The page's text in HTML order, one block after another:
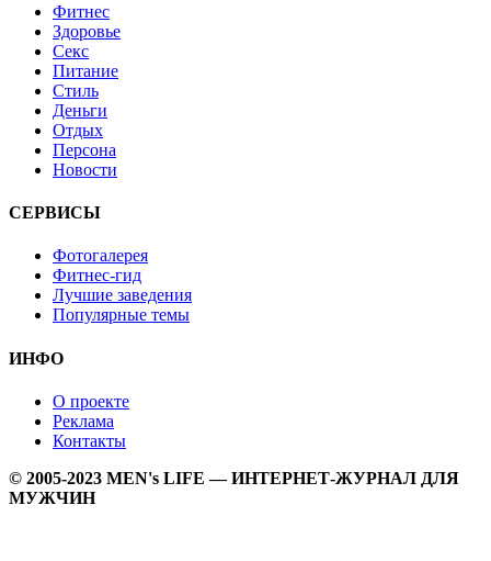
Фитнес
Здоровье
Секс
Питание
Стиль
Деньги
Отдых
Персона
Новости
СЕРВИСЫ
Фотогалерея
Фитнес-гид
Лучшие заведения
Популярные темы
ИНФО
О проекте
Реклама
Контакты
© 2005-2023 MEN's LIFE — ИНТЕРНЕТ-ЖУРНАЛ ДЛЯ
МУЖЧИН